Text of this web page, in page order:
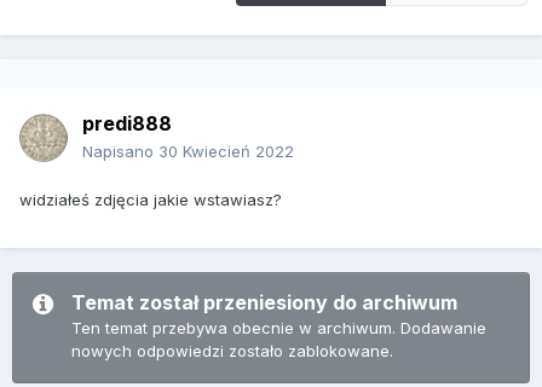
predi888
Napisano 30 Kwiecień 2022
widziałeś zdjęcia jakie wstawiasz?
Temat został przeniesiony do archiwum
Ten temat przebywa obecnie w archiwum. Dodawanie
nowych odpowiedzi zostało zablokowane.